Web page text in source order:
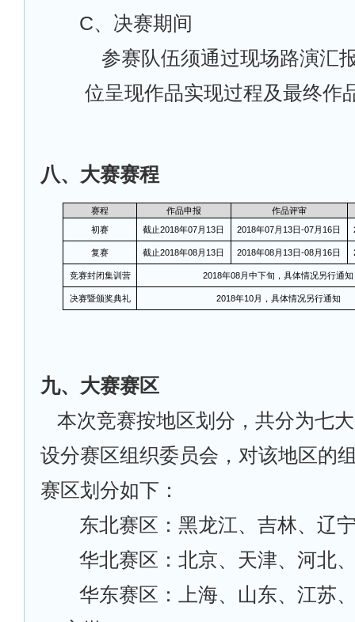
C、决赛期间
参赛队伍须通过现场路演汇
位呈现作品实现过程及最终作
八、大赛赛程
赛程 作品申报
作品评审
初赛
截止2018年07月13日 2018年07月13日-07月16日
复赛 截止2018年08月13日 2018年08月13日-08月16日
竞赛封闭集训营 2018年08月中下旬，具体情况另行通知
决赛暨颁奖典礼 2018年10月，具体情况另行通知
九、大赛赛区
本次竞赛按地区划分，共分为七
设分赛区组织委员会，对该地区的
赛区划分如下：
东北赛区：黑龙江、吉林、辽
华北赛区：北京、天津、河北
华东赛区：上海、山东、江苏